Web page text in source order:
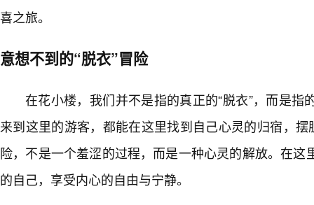
喜之旅。
意想不到的“脱衣”冒险
在花小楼，我们并不是指的真正的“脱衣”，而是指
来到这里的游客，都能在这里找到自己心灵的归宿，摆
险，不是一个羞涩的过程，而是一种心灵的解放。在这
的自己，享受内心的自由与宁静。